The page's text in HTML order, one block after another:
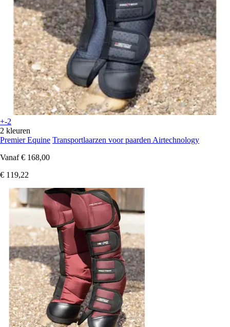
+-2
2 kleuren
Premier Equine Transportlaarzen voor paarden Airtechnology
Vanaf € 168,00
€ 119,22